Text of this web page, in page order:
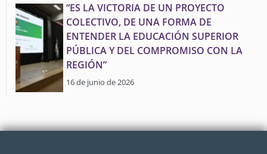
“ES LA VICTORIA DE UN PROYECTO
COLECTIVO, DE UNA FORMA DE
ENTENDER LA EDUCACIÓN SUPERIOR
PÚBLICA Y DEL COMPROMISO CON LA
REGIÓN”
16 de junio de 2026